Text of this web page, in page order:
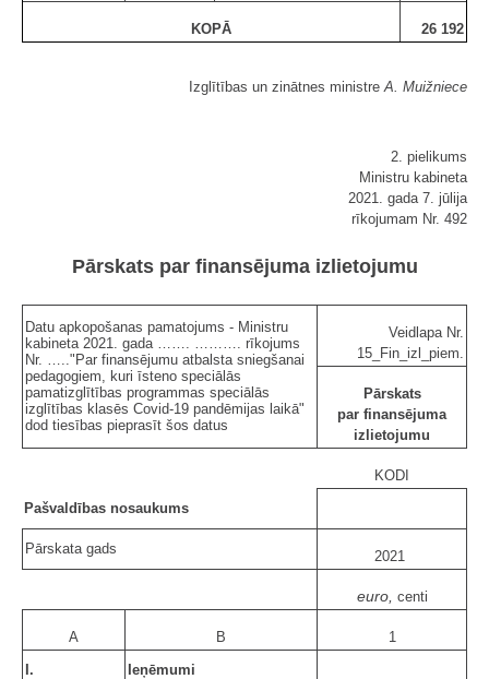
KOPĀ 26 192
Izglītības un zinātnes ministre A. Muižniece
2. pielikums
Ministru kabineta
2021. gada 7. jūlija
rīkojumam Nr. 492
Pārskats par finansējuma izlietojumu
Datu apkopošanas pamatojums - Ministru
kabineta 2021. gada ……. ………. rīkojums
Nr. ….."Par finansējumu atbalsta sniegšanai
pedagogiem, kuri īsteno speciālās
pamatizglītības programmas speciālās
izglītības klasēs Covid-19 pandēmijas laikā"
dod tiesības pieprasīt šos datus
Veidlapa Nr.
15_Fin_izl_piem.
Pārskats
par finansējuma
izlietojumu
KODI
Pašvaldības nosaukums
Pārskata gads 2021
euro, centi
A B
1
I.
Ieņēmumi